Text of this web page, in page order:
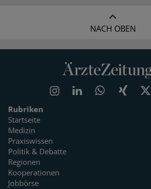
NACH OBEN
Rubriken
Startseite
Medizin
Praxiswissen
Politik & Debatte
Regionen
Kooperationen
Jobbörse